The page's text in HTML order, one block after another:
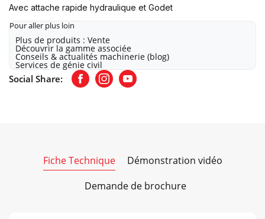
Avec attache rapide hydraulique et Godet
Pour aller plus loin
Plus de produits : Vente
Découvrir la gamme associée
Conseils & actualités machinerie (blog)
Services de génie civil
Social Share: FacebookInstagramYoutube
Fiche Technique
Démonstration vidéo
Demande de brochure